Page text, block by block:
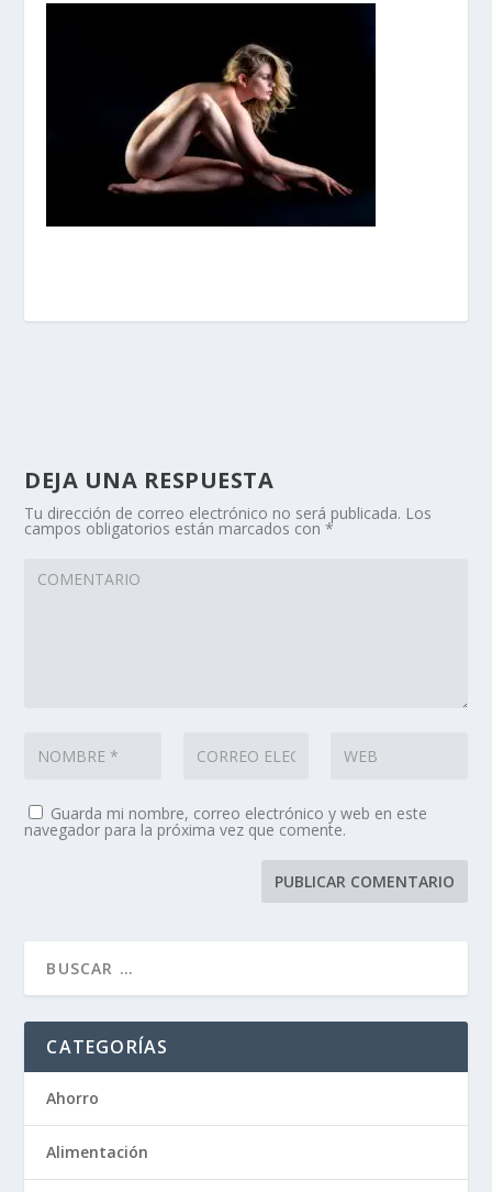
DEJA UNA RESPUESTA
Tu dirección de correo electrónico no será publicada. Los
campos obligatorios están marcados con*
Guarda mi nombre, correo electrónico y web en este
navegador para la próxima vez que comente.
CATEGORÍAS
Ahorro
Alimentación